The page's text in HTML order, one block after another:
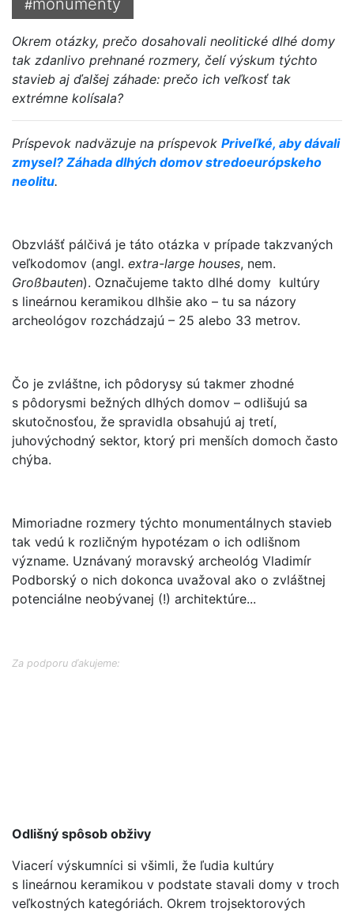
#monumenty
Okrem otázky, prečo dosahovali neolitické dlhé domy
tak zdanlivo prehnané rozmery, čelí výskum týchto
stavieb aj ďalšej záhade: prečo ich veľkosť tak
extrémne kolísala?
Príspevok nadväzuje na príspevok Priveľké, aby dávali
zmysel? Záhada dlhých domov stredoeurópskeho
neolitu.
Obzvlášť pálčivá je táto otázka v prípade takzvaných
veľkodomov (angl. extra-large houses, nem.
Großbauten). Označujeme takto dlhé domy kultúry
s lineárnou keramikou dlhšie ako – tu sa názory
archeológov rozchádzajú – 25 alebo 33 metrov.
Čo je zvláštne, ich pôdorysy sú takmer zhodné
s pôdorysmi bežných dlhých domov – odlišujú sa
skutočnosťou, že spravidla obsahujú aj tretí,
juhovýchodný sektor, ktorý pri menších domoch často
chýba.
Mimoriadne rozmery týchto monumentálnych stavieb
tak vedú k rozličným hypotézam o ich odlišnom
význame. Uznávaný moravský archeológ Vladimír
Podborský o nich dokonca uvažoval ako o zvláštnej
potenciálne neobývanej (!) architektúre...
Za podporu ďakujeme:
Odlišný spôsob obživy
Viacerí výskumníci si všimli, že ľudia kultúry
s lineárnou keramikou v podstate stavali domy v troch
veľkostných kategóriách. Okrem trojsektorových